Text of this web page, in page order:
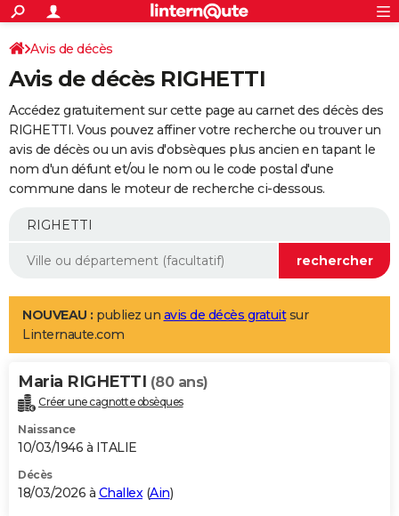
ACTUALITÉS
Politique
Société
Faits Divers
Education
Monde
Villes
+
SPORT
Coupe du monde 2026
Football
Tennis
Cyclisme
Rugby
Forum
Programme TV
TNT
Streaming
Cinéma
Sorties cinéma
Musique
+
FINANCE
Retraite
Epargne
Immobilier
Risques naturels par ville
Banque
Assurance
AUTO
Essais
Réserver un essai
Citadines
Berlines
SUV
Forum auto
+
Mobiles
Meilleur smartphone
Internet
Ordinateurs
Jeux vidéo
Guide high-tech
Aménagement intérieur
LIFESTYLE
Art de vivre
Bien-être
Loisirs
Mode
Modes de vie
Alimentation
Guide de la santé
Maladies
Médicaments
Sommeil
VOYAGE
Destinations
City break
Voyage nature
Voyage de noces
Forum
Climat
+PHOTO
GUIDES D'ACHAT
BONS PLANS
Avis de décès
Avis de décès RIGHETTI
Accédez gratuitement sur cette page au carnet des décès des
RIGHETTI. Vous pouvez affiner votre recherche ou trouver un
avis de décès ou un avis d'obsèques plus ancien en tapant le
nom d'un défunt et/ou le nom ou le code postal d'une
commune dans le moteur de recherche ci-dessous.
NOUVEAU : publiez un avis de décès gratuitsur
Linternaute.com
Maria RIGHETTI (80 ans)
Créer une cagnotte obsèques
Naissance
10/03/1946 à ITALIE
Décès
18/03/2026 à Challex(Ain)